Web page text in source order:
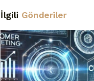
İlgili Gönderiler